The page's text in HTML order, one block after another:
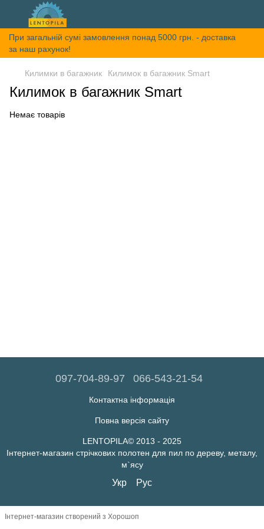
При загальній сумі замовлення понад 5000 грн. - доставка
за наш рахунок!
Килимки в багажник Килимок в багажник Smart
Килимок в багажник Smart
Немає товарів
097-704-89-97 066-543-21-54
Контактна інформація
Повна версія сайту
LENTOPILA© 2013 - 2025
Інтернет-магазин стрічкових полотен для пил по дереву, металу,
м`ясу
Укр Рус
Інтернет-магазин створений з Хорошоп